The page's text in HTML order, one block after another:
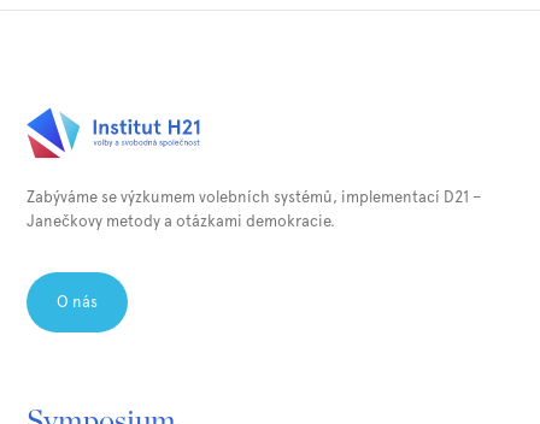
Zabýváme se výzkumem volebních systémů, implementací D21 –
Janečkovy metody a otázkami demokracie.⁠
O nás